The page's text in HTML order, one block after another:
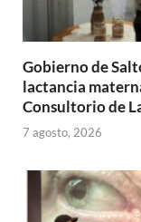
Gobierno de
lactancia
Consultorio de
7 agosto, 2026